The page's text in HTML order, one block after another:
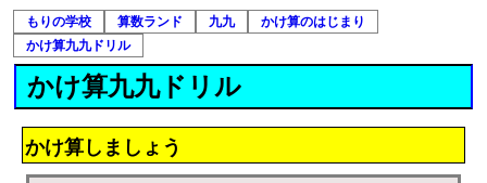
もりの学校 算数ランド 九九
かけ算のはじまり
かけ算九九ドリル
かけ算九九ドリル
かけ算しましょう